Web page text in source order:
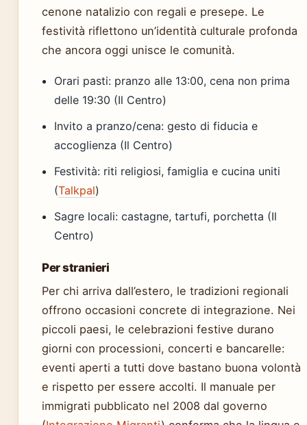
cenone natalizio con regali e presepe. Le
festività riflettono un’identità culturale profonda
che ancora oggi unisce le comunità.
Orari pasti: pranzo alle 13:00, cena non prima
delle 19:30 (Il Centro)
Invito a pranzo/cena: gesto di fiducia e
accoglienza (Il Centro)
Festività: riti religiosi, famiglia e cucina uniti
(Talkpal)
Sagre locali: castagne, tartufi, porchetta (Il
Centro)
Per stranieri
Per chi arriva dall’estero, le tradizioni regionali
offrono occasioni concrete di integrazione. Nei
piccoli paesi, le celebrazioni festive durano
giorni con processioni, concerti e bancarelle:
eventi aperti a tutti dove bastano buona volontà
e rispetto per essere accolti. Il manuale per
immigrati pubblicato nel 2008 dal governo